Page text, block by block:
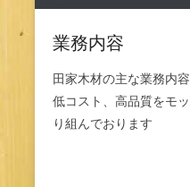
業務内容
田家木材の主な業務内
低コスト、高品質をモ
り組んでおります